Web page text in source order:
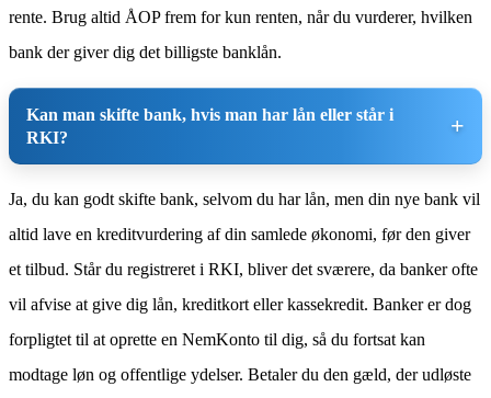
rente. Brug altid ÅOP frem for kun renten, når du vurderer, hvilken
bank der giver dig det billigste banklån.
Kan man skifte bank, hvis man har lån eller står i
RKI?
Ja, du kan godt skifte bank, selvom du har lån, men din nye bank vil
altid lave en kreditvurdering af din samlede økonomi, før den giver
et tilbud. Står du registreret i RKI, bliver det sværere, da banker ofte
vil afvise at give dig lån, kreditkort eller kassekredit. Banker er dog
forpligtet til at oprette en NemKonto til dig, så du fortsat kan
modtage løn og offentlige ydelser. Betaler du den gæld, der udløste